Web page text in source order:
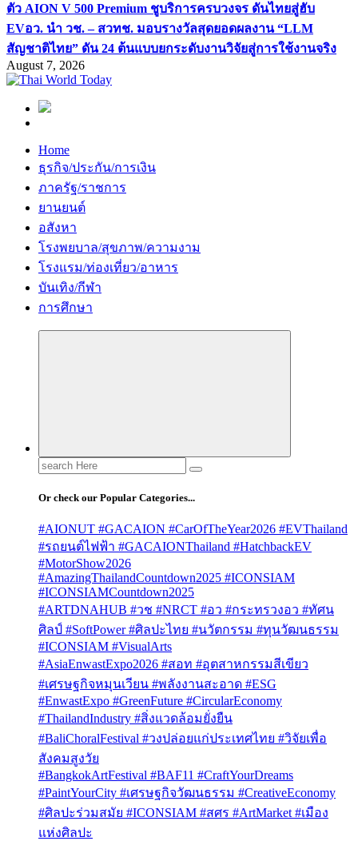
ตัว AION V 500 Premium ชูบริการครบวงจร ดันไทยสู่ฮับ
EVอว. นำ วช. – สวทช. มอบรางวัลสุดยอดผลงาน “LLM
สัญชาติไทย” ดัน 24 ต้นแบบยกระดับงานวิจัยสู่การใช้งานจริง
August 7, 2026
Home
ธุรกิจ/ประกัน/การเงิน
ภาครัฐ/ราชการ
ยานยนต์
อสังหา
โรงพยบาล/สุขภาพ/ความงาม
โรงแรม/ท่องเที่ยว/อาหาร
บันเทิง/กีฬา
การศึกษา
Search
for:
Or check our Popular Categories...
#AIONUT #GACAION #CarOfTheYear2026 #EVThailand
#รถยนต์ไฟฟ้า #GACAIONThailand #HatchbackEV
#MotorShow2026
#AmazingThailandCountdown2025 #ICONSIAM
#ICONSIAMCountdown2025
#ARTDNAHUB #วช #NRCT #อว #กระทรวงอว #ทัศน
ศิลป์ #SoftPower #ศิลปะไทย #นวัตกรรม #ทุนวัฒนธรรม
#ICONSIAM #VisualArts
#AsiaEnwastExpo2026 #สอท #อุตสาหกรรมสีเขียว
#เศรษฐกิจหมุนเวียน #พลังงานสะอาด #ESG
#EnwastExpo #GreenFuture #CircularEconomy
#ThailandIndustry #สิ่งแวดล้อมยั่งยืน
#BaliChoralFestival #วงปล่อยแก่ประเทศไทย #วิจัยเพื่อ
สังคมสูงวัย
#BangkokArtFestival #BAF11 #CraftYourDreams
#PaintYourCity #เศรษฐกิจวัฒนธรรม #CreativeEconomy
#ศิลปะร่วมสมัย #ICONSIAM #สศร #ArtMarket #เมือง
แห่งศิลปะ